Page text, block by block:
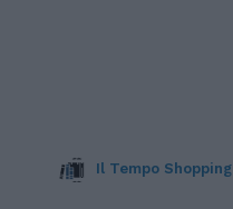
Il Tempo Shopping